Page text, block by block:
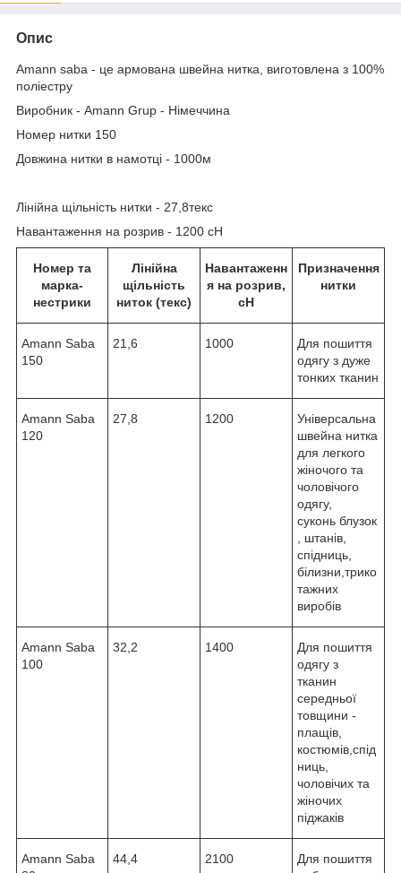
Опис
Amann saba - це армована швейна нитка, виготовлена з 100%
поліестру
Виробник - Amann Grup - Німеччина
Номер нитки 150
Довжина нитки в намотці - 1000м
Лінійна щільність нитки - 27,8текс
Навантаження на розрив - 1200 сН
Номер та
марка-
нестрики
Лінійна
щільність
ниток (текс)
Навантаженн
я на розрив,
сН
Призначення
нитки
Amann Saba
150
21,6 1000
Для пошиття
одягу з дуже
тонких тканин
Amann Saba
120
27,8 1200
Універсальна
швейна нитка
для легкого
жіночого та
чоловічого
одягу,
суконь блузок
, штанів,
спідниць,
білизни,трико
тажних
виробів
Amann Saba
100
32,2 1400
Для пошиття
одягу з
тканин
середньої
товщини -
плащів,
костюмів,cпід
ниць,
чоловічих та
жіночих
піджаків
Amann Saba
44,4 2100
Для пошиття